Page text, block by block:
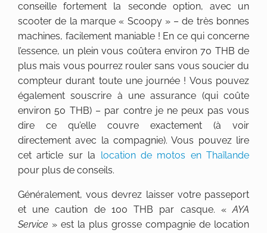
conseille fortement la seconde option, avec un
scooter de la marque « Scoopy » – de très bonnes
machines, facilement maniable ! En ce qui concerne
l’essence, un plein vous coûtera environ 70 THB de
plus mais vous pourrez rouler sans vous soucier du
compteur durant toute une journée ! Vous pouvez
également souscrire à une assurance (qui coûte
environ 50 THB) – par contre je ne peux pas vous
dire ce qu’elle couvre exactement (à voir
directement avec la compagnie). Vous pouvez lire
cet article sur la location de motos en Thaïlande
pour plus de conseils.
Généralement, vous devrez laisser votre passeport
et une caution de 100 THB par casque. «AYA
Service » est la plus grosse compagnie de location